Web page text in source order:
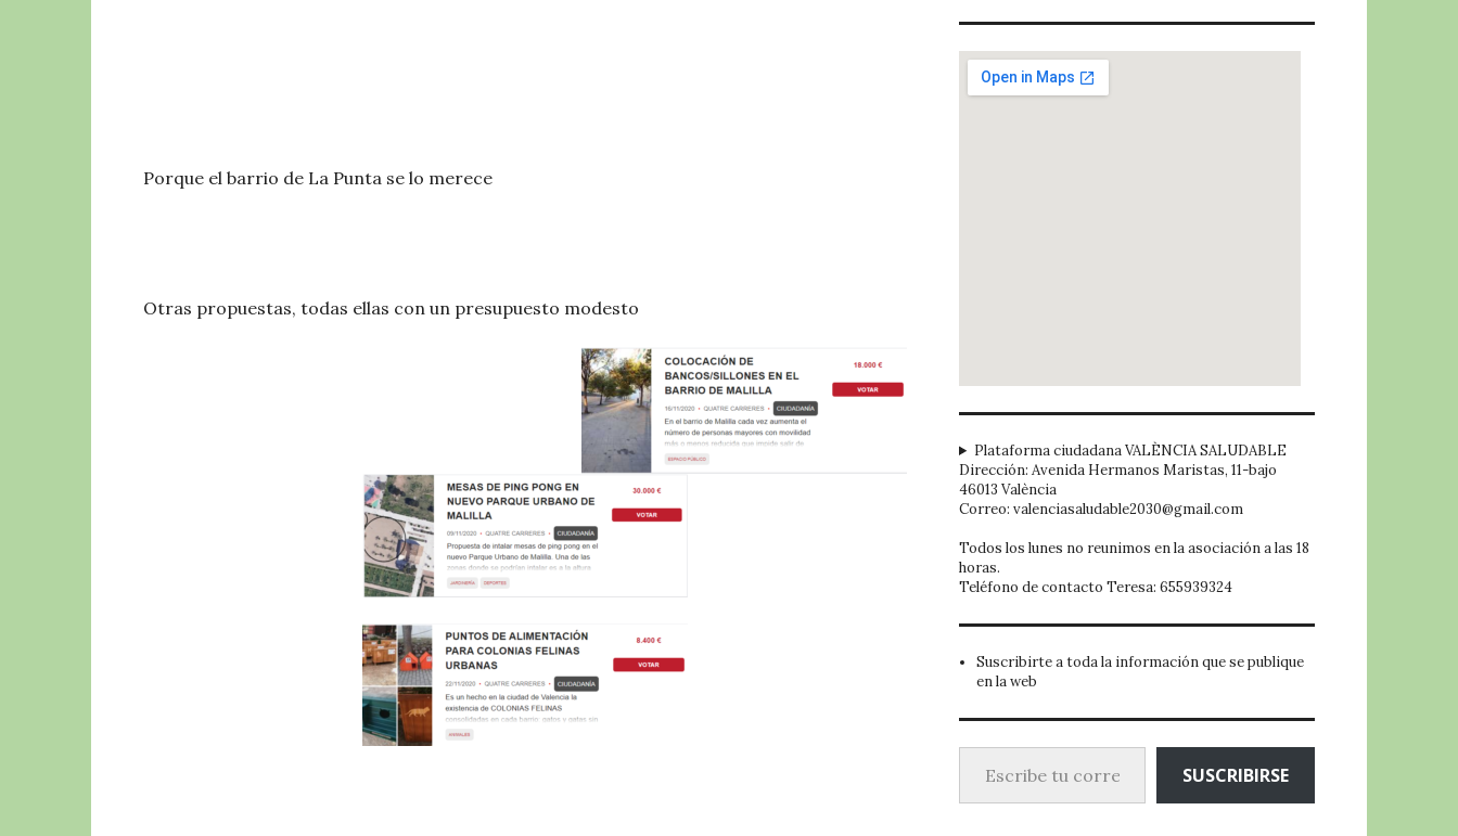
Porque el barrio de La Punta se lo merece
Otras propuestas, todas ellas con un presupuesto modesto
Plataforma ciudadana VALÈNCIA SALUDABLE
Dirección: Avenida Hermanos Maristas, 11-bajo
46013 València
Correo: valenciasaludable2030@gmail.com
Todos los lunes no reunimos en la asociación a las 18
horas.
Teléfono de contacto Teresa: 655939324
Suscribirte a toda la información que se publique
en la web
Escribe tu correo electrónico…
SUSCRIBIRSE